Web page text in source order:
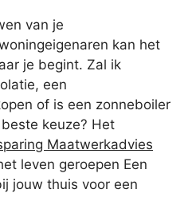
van je
kan het
je begint. Zal ik
een
of is een zonneboiler
keuze? Het
Maatwerkadvies
leven geroepen Een
jouw thuis voor een